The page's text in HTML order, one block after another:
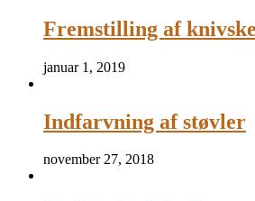
Fremstilling af
januar 1, 2019
Indfarvning af støvler
november 27, 2018